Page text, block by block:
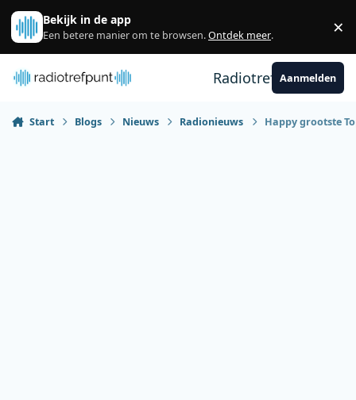
Spring naar bijdragen
Bekijk in de app
Een betere manier om te browsen.Ontdek meer. ×
RadiotrefpuntAanmelden
Start Blogs Nieuws Radionieuws Happy grootste